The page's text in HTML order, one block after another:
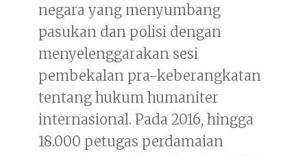
negara yang menyumbang
pasukan dan polisi dengan
menyelenggarakan sesi
pembekalan pra-keberangkatan
tentang hukum humaniter
internasional. Pada 2016, hingga
18.000 petugas perdamaian